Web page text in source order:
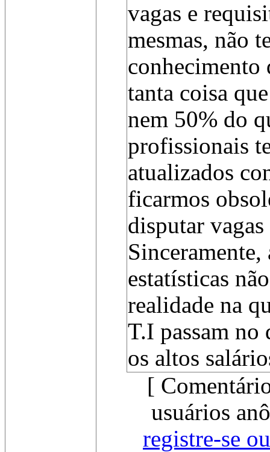
vagas e
mesmas, não
conhecimento
tanta coisa
nem 50% do
profissionais
atualizados
ficarmos
disputar
Sinceramente,
estatísticas
realidade na
T.I passam no
os altos
[
usuários
registre-se